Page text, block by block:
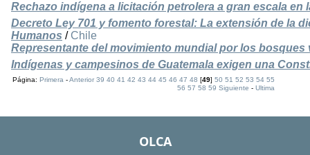
Rechazo indígena a licitación petrolera a gran escala en
Decreto Ley 701 y fomento forestal: La extensión de la
Humanos / Chile
Representante del movimiento mundial por los
Indígenas y campesinos de Guatemala exigen una
Página:Primera -Anterior 39 40 41 42 43 44 45 46 47 48 [49]50 51 52 53 54 55
56 57 58 59 Siguiente -Ultima
OLCA